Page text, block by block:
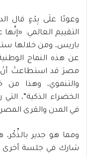
وعودًا علَى بِدْءٍ قال
التقييم العالمي:
باريس، ومن خلالها
عن هذه النماج
مصرَ قد استطاعتْ أنْ
والتنموي، وهذا من
الخضراء الذكية”،
في المدن والقرى
ومما هو جدير
شارك في جلسة أخرى